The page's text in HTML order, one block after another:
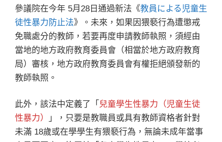
參議院在今年 5月28日通過新法《教員による児童生
徒性暴力防止法》。未來，如果因猥褻行為遭懲戒
免職處分的教師，若要再度申請教師執照，須經由
當地的地方政府教育委員會（相當於地方政府教育
局）審核，地方政府教育委員會有權拒絕頒發新的
教師執照。
此外，該法中定義了「 兒童學生性暴力（児童生徒
性暴力）
」，只要是教職員或具有教師資格者針對
未滿 18歲或在學學生有猥褻行為，無論未成年當事